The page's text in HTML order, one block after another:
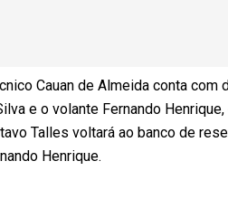
Cauan de Almeida conta
e o volante Fernando
Talles voltará ao banco de
Henrique.